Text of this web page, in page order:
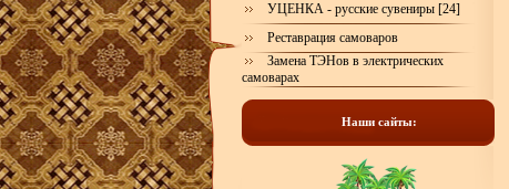
УЦЕНКА - русские сувениры [24]
Реставрация самоваров
Замена ТЭНов в электрических
самоварах
Наши сайты: